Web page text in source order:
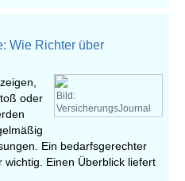
Wie Richter über
Bild:
VersicherungsJournal
oder
Ein bedarfsgerechter
Einen Überblick liefert